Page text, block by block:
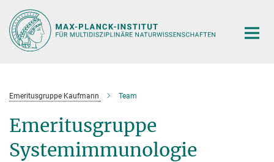
Hauptinhalt
Emeritusgruppe Kaufmann Team
Emeritusgruppe
Systemimmunologie